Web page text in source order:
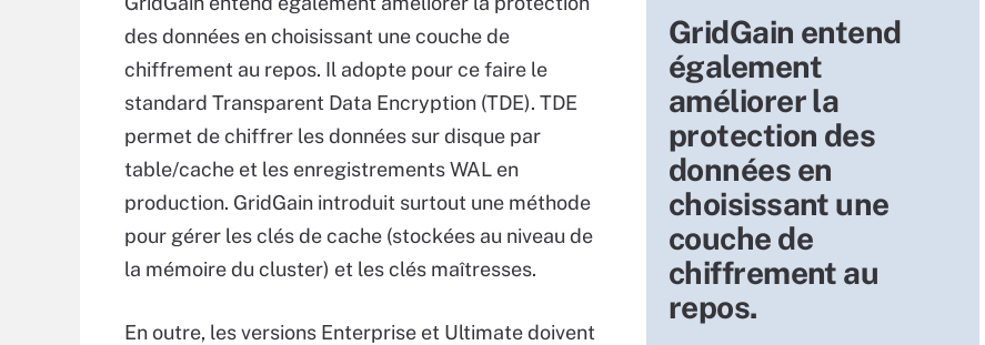
GridGain entend
également
améliorer la
protection des
données en
choisissant une
couche de
chiffrement au
repos.
des données en choisissant une couche de
chiffrement au repos. Il adopte pour ce faire le
standard Transparent Data Encryption (TDE). TDE
permet de chiffrer les données sur disque par
table/cache et les enregistrements WAL en
production. GridGain introduit surtout une méthode
pour gérer les clés de cache (stockées au niveau de
la mémoire du cluster) et les clés maîtresses.
En outre, les versions Enterprise et Ultimate doivent